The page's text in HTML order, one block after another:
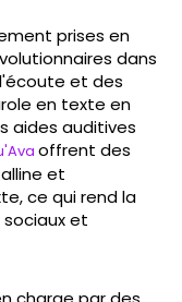
prises en
dans
et des
en texte en
aides auditives
offrent des
et
ce qui rend la
et